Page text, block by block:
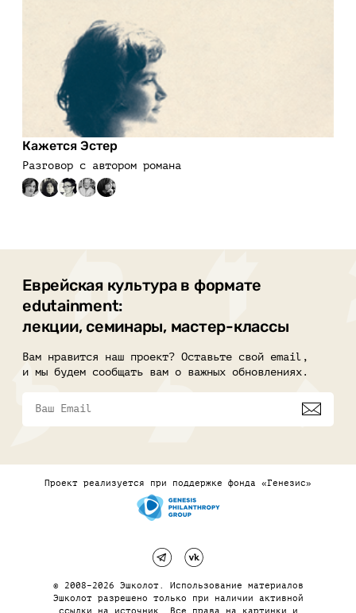
Кажется Эстер
Разговор с автором романа
Еврейская культура в формате
edutainment:
лекции, семинары, мастер-классы
Вам нравится наш проект? Оставьте свой email,
и мы будем сообщать вам о важных обновлениях.
Проект реализуется при поддержке фонда «Генезис»
© 2008–2026 Эшколот. Использование материалов
Эшколот разрешено только при наличии активной